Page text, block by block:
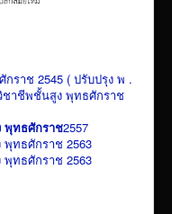
ราช 2545 ( ปรับปรุง พ .
ชาชีพชั้นสูง พุทธศักราช
พุทธศักราช2557
ทธศักราช 2563
ทธศักราช 2563